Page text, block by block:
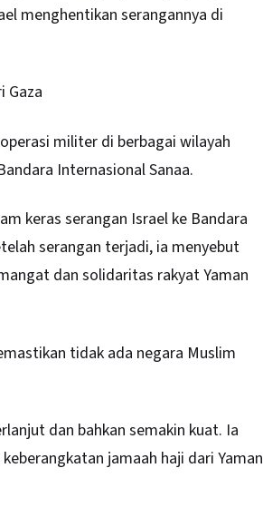
menghentikan serangannya di
Gaza
militer di berbagai wilayah
Internasional Sanaa.
keras serangan Israel ke Bandara
serangan terjadi, ia menyebut
dan solidaritas rakyat Yaman
tidak ada negara Muslim
dan bahkan semakin kuat. Ia
jamaah haji dari Yaman